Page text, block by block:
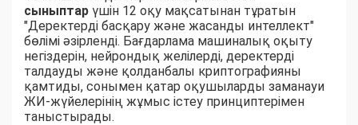
сыныптар үшін 12 оқу мақсатынан тұратын
"Деректерді басқару және жасанды интеллект"
бөлімі әзірленді. Бағдарлама машиналық оқыту
негіздерін, нейрондық желілерді, деректерді
талдауды және қолданбалы криптографияны
қамтиды, сонымен қатар оқушыларды заманауи
ЖИ-жүйелерінің жұмыс істеу принциптерімен
таныстырады.